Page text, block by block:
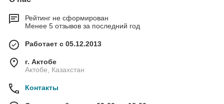
Рейтинг не сформирован
Менее 5 отзывов за последний год
Работает с 05.12.2013
г. Актобе
Актобе, Казахстан
Контакты